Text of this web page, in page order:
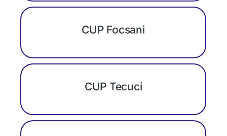
CUP Focsani
CUP Tecuci